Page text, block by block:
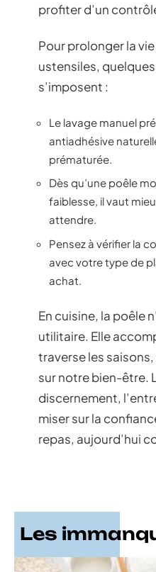
profiter d’un
Pour prolonger la
ustensiles,
s’imposent :
Le lavage manuel
antiadhésive
prématurée.
Dès qu’une poêle
faiblesse, il vaut
attendre.
Pensez à vérifier la
avec votre type de
achat.
En cuisine, la poêle
utilitaire. Elle
traverse les
sur notre bien-être.
discernement,
miser sur la
repas, aujourd’hui
Les